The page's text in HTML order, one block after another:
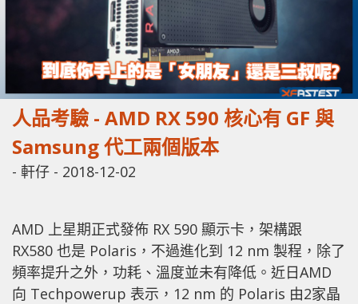
人品考驗 - AMD RX 590 核心有 GF 與
Samsung 代工兩個版本
- 軒仔 - 2018-12-02
AMD 上星期正式發佈 RX 590 顯示卡，架構跟
RX580 也是 Polaris，不過進化到 12 nm 製程，除了
頻率提升之外，功耗、溫度並未有降低。近日AMD
向 Techpowerup 表示，12 nm 的 Polaris 由2家晶